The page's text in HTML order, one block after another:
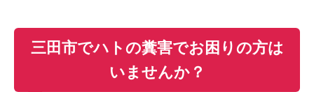
三田市でハトの糞害でお困りの方は
いませんか？